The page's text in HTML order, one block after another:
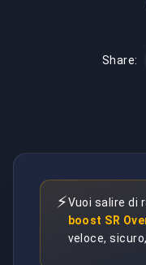
Share:
⚡Vuoi salire di
boost SR
veloce,